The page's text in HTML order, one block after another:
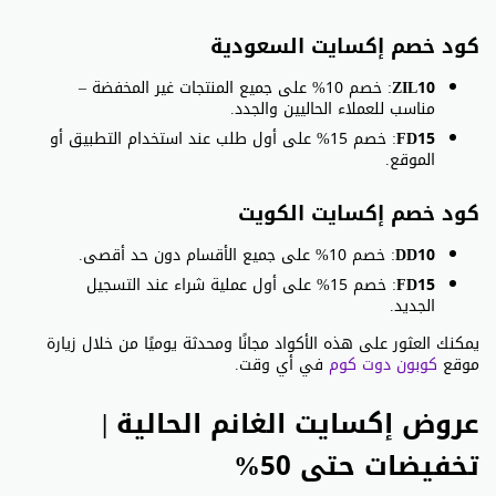
كود خصم إكسايت السعودية
ZIL10 : خصم 10% على جميع المنتجات غير المخفضة –
مناسب للعملاء الحاليين والجدد.
FD15
: خصم 15% على أول طلب عند استخدام التطبيق أو
الموقع.
كود خصم إكسايت الكويت
DD10: خصم 10% على جميع الأقسام دون حد أقصى.
FD15
: خصم 15% على أول عملية شراء عند التسجيل
الجديد.
يمكنك العثور على هذه الأكواد مجانًا ومحدثة يوميًا من خلال زيارة
موقع كوبون دوت كوم في أي وقت.
عروض إكسايت الغانم الحالية |
تخفيضات حتى 50%